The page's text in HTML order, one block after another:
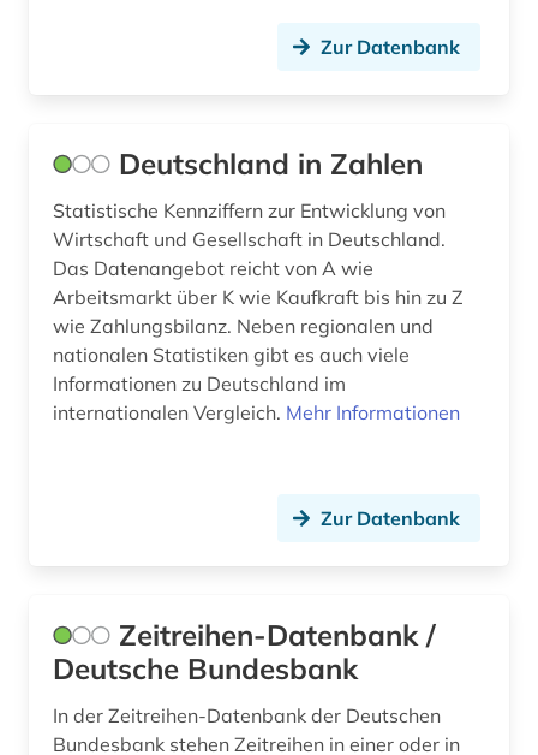
firmeninformation (1)
fischerei (1)
forschung (2)
forschungsdaten (1)
forschungsdatenzentrum (1)
forstwirtschaft (1)
förderung (1)
gas (1)
gebietsänderung (1)
Zur Datenbank
Deutschland in Zahlen
Statistische Kennziffern zur Entwicklung von
Wirtschaft und Gesellschaft in Deutschland.
Das Datenangebot reicht von A wie
Arbeitsmarkt über K wie Kaufkraft bis hin zu Z
wie Zahlungsbilanz. Neben regionalen und
nationalen Statistiken gibt es auch viele
Informationen zu Deutschland im
internationalen Vergleich. Mehr Informationen
Zur Datenbank
Zeitreihen-Datenbank /
Deutsche Bundesbank
In der Zeitreihen-Datenbank der Deutschen
Bundesbank stehen Zeitreihen in einer oder in